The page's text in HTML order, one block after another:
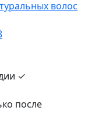
✓
после